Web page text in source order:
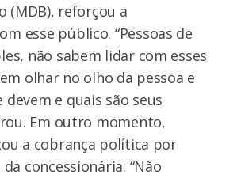
(MDB), reforçou a
esse público. “Pessoas de
não sabem lidar com esses
olhar no olho da pessoa e
e quais são seus
Em outro momento,
a cobrança política por
concessionária: “Não